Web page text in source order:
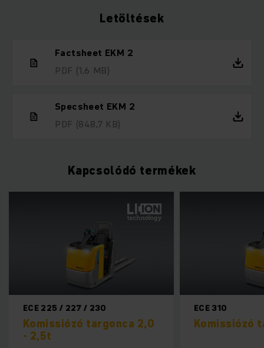
Letöltések
Factsheet EKM 2
PDF (1,6 MB)
Specsheet EKM 2
PDF (848,7 KB)
Kapcsolódó termékek
ECE 225 / 227 / 230
Komissiózó targonca 2,0
- 2,5t
ECE 310
Komissiózó